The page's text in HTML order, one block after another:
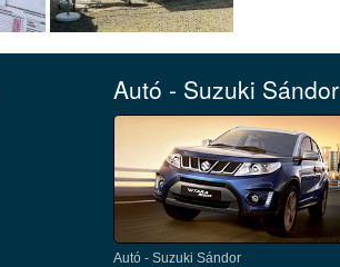
Autó - Suzuki Sándor
Autó - Suzuki Sándor